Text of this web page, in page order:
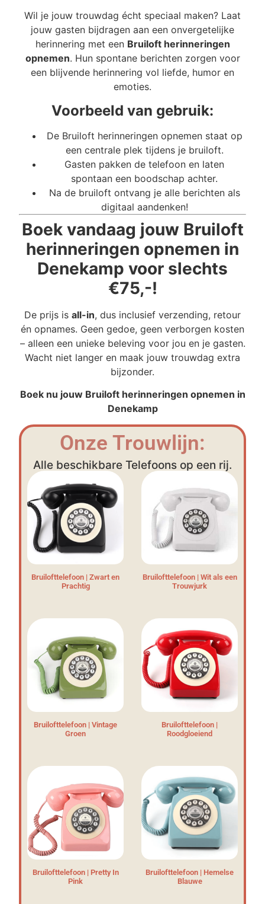
Wil je jouw trouwdag écht speciaal maken? Laat
jouw gasten bijdragen aan een onvergetelijke
herinnering met een Bruiloft herinneringen
opnemen. Hun spontane berichten zorgen voor
een blijvende herinnering vol liefde, humor en
emoties.
Voorbeeld van gebruik:
De Bruiloft herinneringen opnemen staat op
een centrale plek tijdens je bruiloft.
Gasten pakken de telefoon en laten
spontaan een boodschap achter.
Na de bruiloft ontvang je alle berichten als
digitaal aandenken!
Boek vandaag jouw Bruiloft
herinneringen opnemen in
Denekamp voor slechts
€75,-!
De prijs is all-in, dus inclusief verzending, retour
én opnames. Geen gedoe, geen verborgen kosten
– alleen een unieke beleving voor jou en je gasten.
Wacht niet langer en maak jouw trouwdag extra
bijzonder.
Boek nu jouw Bruiloft herinneringen opnemen in
Denekamp
Onze Trouwlijn:
Alle beschikbare Telefoons op een rij.
Bruilofttelefoon | Zwart en
Prachtig
Bruilofttelefoon | Wit als een
Trouwjurk
Bruilofttelefoon | Vintage
Groen
Bruilofttelefoon |
Roodgloeiend
Bruilofttelefoon | Pretty In
Pink
Bruilofttelefoon | Hemelse
Blauwe